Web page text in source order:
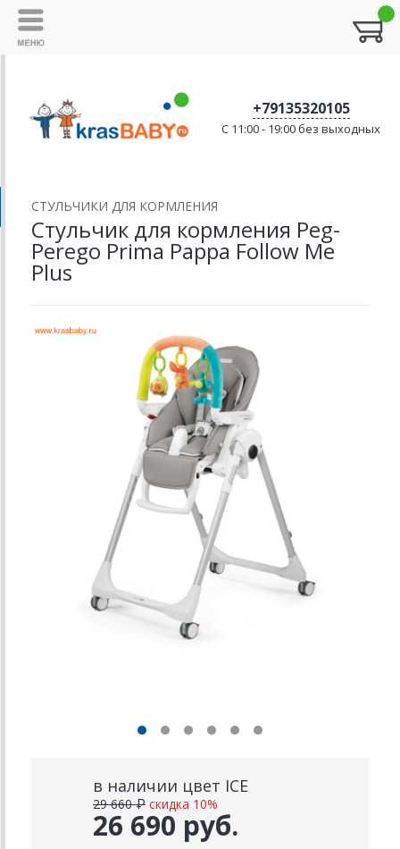
+79135320105
C 11:00 - 19:00 без выходных
CТУЛЬЧИКИ ДЛЯ КОРМЛЕНИЯ
Стульчик для кормления Peg-
Perego Prima Pappa Follow Me
Plus
в наличии цвет ICE
26 690 руб.
29 660 ₽ скидка 10%